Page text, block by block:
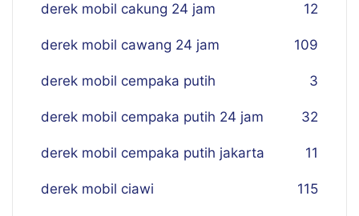
derek mobil cakung 24 jam 12
derek mobil cawang 24 jam 109
derek mobil cempaka putih 3
derek mobil cempaka putih 24 jam 32
derek mobil cempaka putih jakarta 11
derek mobil ciawi 115